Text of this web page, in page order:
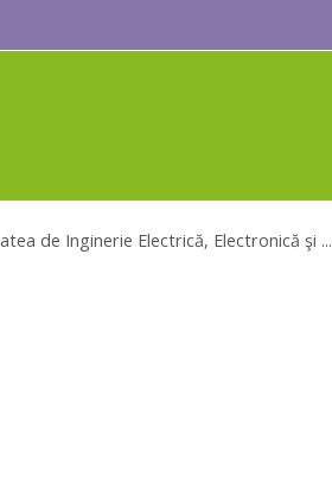
de Inginerie Electrică, Electronică şi ...